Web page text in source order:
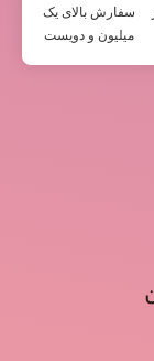
سفارش بالای یک
میلیون و دویست